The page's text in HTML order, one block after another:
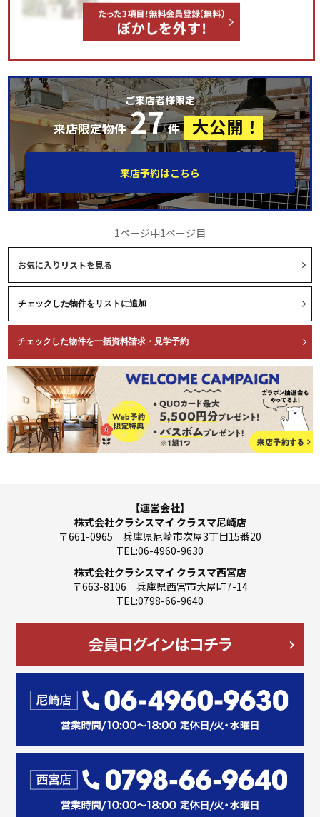
ご来店者様限定
来店限定物件 27 件 大公開！
来店予約はこちら
1ページ中1ページ目
お気に入りリストを見る
【運営会社】
株式会社クラシスマイ クラスマ尼崎店
〒661-0965 兵庫県尼崎市次屋3丁目15番20
TEL:06-4960-9630
株式会社クラシスマイ クラスマ西宮店
〒663-8106 兵庫県西宮市大屋町7-14
TEL:0798-66-9640